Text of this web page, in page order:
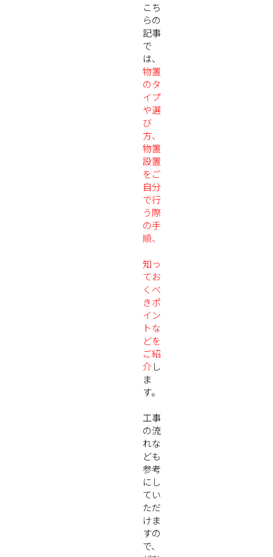
こち
らの
記事
で
は、
物置
のタ
イプ
や選
び
方、
物置
設置
をご
自分
で行
う際
の手
順、
知っ
てお
くべ
きポ
イン
トな
どを
ご紹
介し
ま
す。
工事
の流
れな
ども
参考
にし
てい
ただ
けま
すの
で、